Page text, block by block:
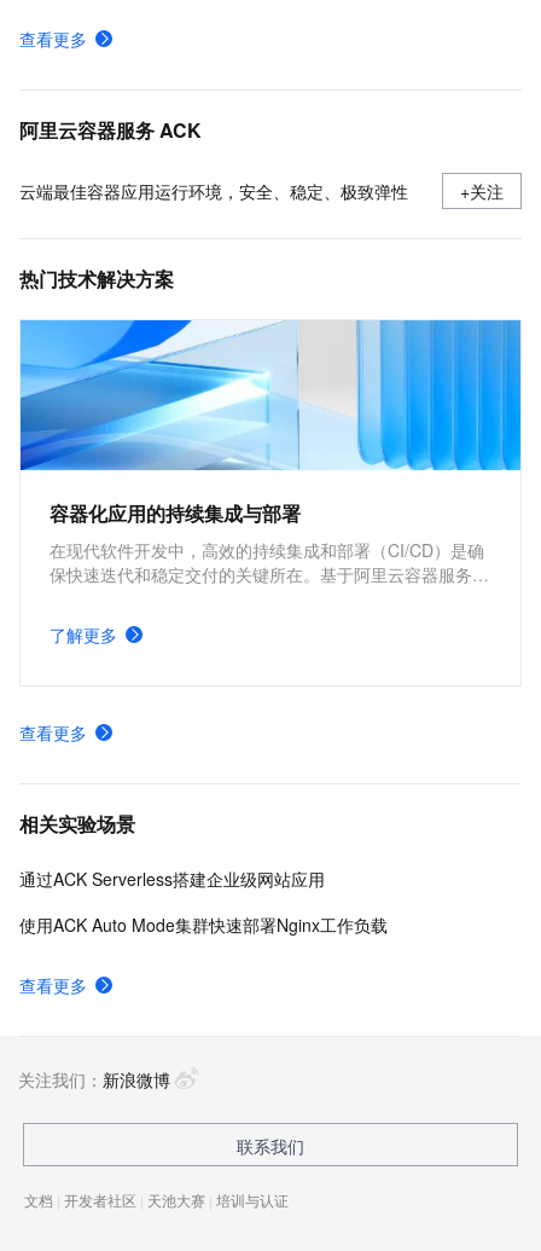
Ingress概述
采集ACK集群容器日志（DaemonSet方式部署日志采集）
查看更多
阿里云容器服务 ACK
云端最佳容器应用运行环境，安全、稳定、极致弹性 +关注
热门技术解决方案
容器化应用的持续集成与部署
在现代软件开发中，高效的持续集成和部署（CI/CD）是确
保快速迭代和稳定交付的关键所在。基于阿里云容器服务
方案，能够为企业提供从代码构建到应用部署的全流程自动
化支持，显著提升开发效率和交付质量。
了解更多
查看更多
相关实验场景
通过ACK Serverless搭建企业级网站应用
使用ACK Auto Mode集群快速部署Nginx工作负载
查看更多
关注我们： 新浪微博
联系我们
文档 | 开发者社区 | 天池大赛 | 培训与认证